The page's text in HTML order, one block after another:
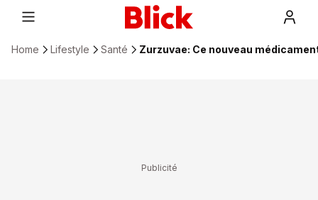
Home Lifestyle Santé Zurzuvae: Ce nouveau